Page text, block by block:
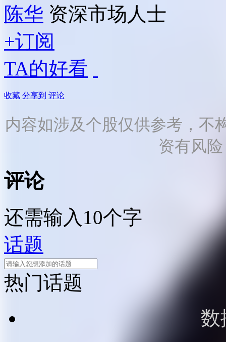
陈华 资深市场人士
+订阅
TA的好看
收藏 分享到 评论
内容如涉及个股仅供参考，不
资有风
评论
还需输入10个字
话题
热门话题
数